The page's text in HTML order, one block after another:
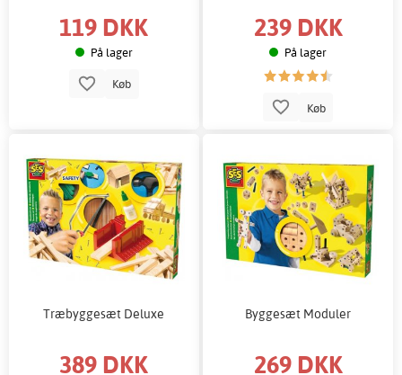
119 DKK
På lager
Køb
239 DKK
På lager
Køb
Træbyggesæt Deluxe
389 DKK
Byggesæt Moduler
269 DKK